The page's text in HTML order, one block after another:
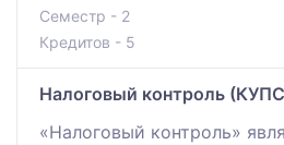
Семестр - 2
Кредитов - 5
Налоговый контроль
«Налоговый контроль»